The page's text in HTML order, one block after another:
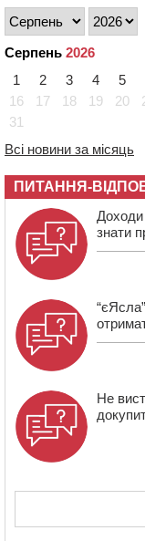
16:32
Без
пацієнтці
16:00
У
15:30
фронті
Серпень 2026
1
2 3 4 5
16
17 18 19 20
31
Всі новини за місяць
ПИТАННЯ-
Доходи
знати
Не